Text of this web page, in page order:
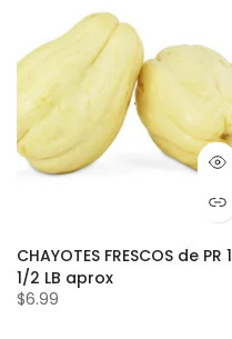
CHAYOTES FRESCOS de PR 1
1/2 LB aprox
$6.99